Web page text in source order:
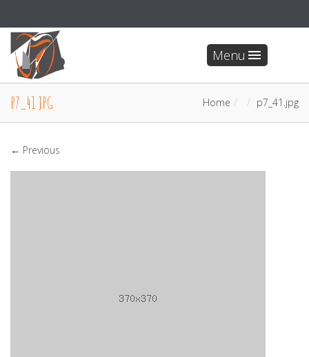
Menu
P7_41.JPG Home p7_41.jpg
← Previous